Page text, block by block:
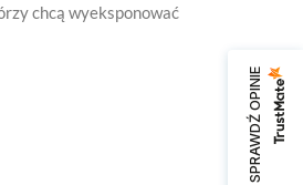
chcą wyeksponować
SPRAWDŹ OPINIE